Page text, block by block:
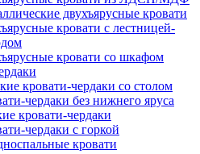
двухъярусные кровати
кровати с лестницей-
кровати со шкафом
кровати-чердаки со столом
чердаки без нижнего яруса
кровати-чердаки
чердаки с горкой
кровати